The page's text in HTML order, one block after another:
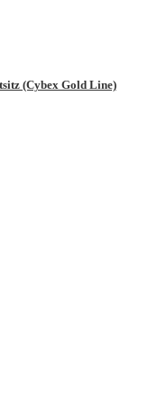
(Cybex Gold Line)